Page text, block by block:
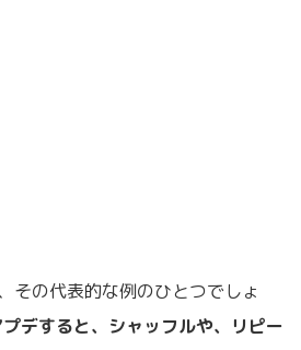
その代表的な例のひとつでしょ
デすると、シャッフルや、リピー